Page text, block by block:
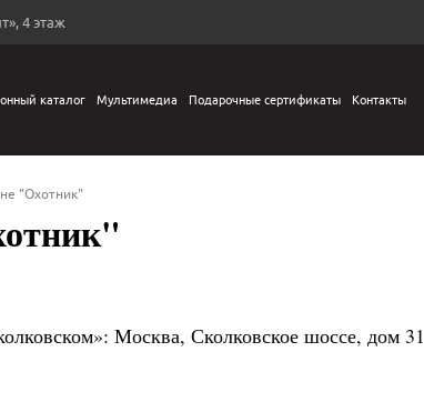
4 этаж
каталог Мультимедиа Подарочные сертификаты Контакты
"Охотник"
Москва, Сколковское шоссе, дом 31